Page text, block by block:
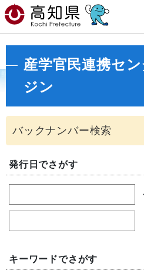
産学官民連携セ
ジン
発行日でさがす
キーワードでさがす